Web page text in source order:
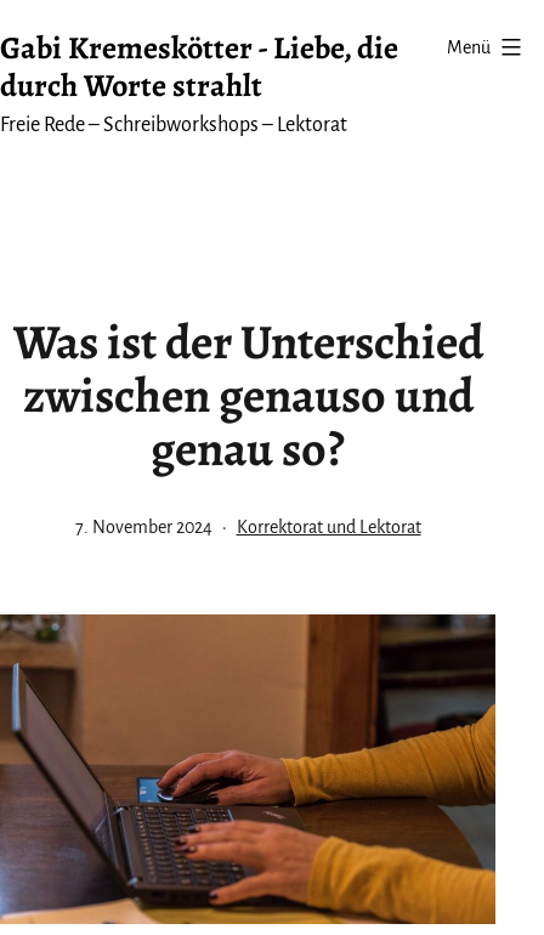
Inhalt
springen
Gabi Kremeskötter - Liebe, die
durch Worte strahlt
Freie Rede – Schreibworkshops – Lektorat
Menü
Was ist der Unterschied
zwischen genauso und
genau so?
Veröffentlicht
7. November 2024
Kategorisiert
Korrektorat und Lektorat